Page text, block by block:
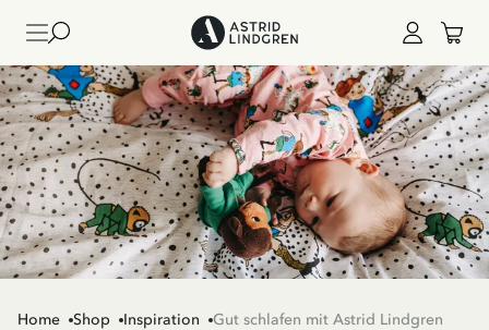
Home Shop Inspiration Gut schlafen mit Astrid Lindgren